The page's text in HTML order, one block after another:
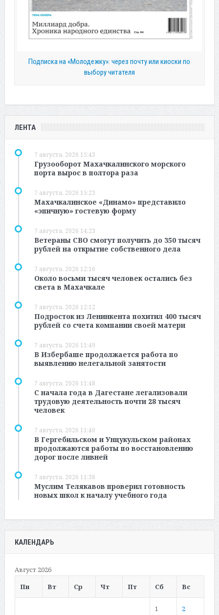
Подписка на «Молодежку»: через почту или киоски по
выбору читателя
ЛЕНТА
7 августа, 2026 15:43
Грузооборот Махачкалинского морского
порта вырос в полтора раза
7 августа, 2026 15:23
Махачкалинское «Динамо» представило
«эпичную» гостевую форму
7 августа, 2026 14:23
Ветераны СВО смогут получить до 350 тысяч
рублей на открытие собственного дела
7 августа, 2026 12:16
Около восьми тысяч человек остались без
света в Махачкале
7 августа, 2026 12:12
Подросток из Ленинкента похитил 400 тысяч
рублей со счета компании своей матери
7 августа, 2026 11:49
В Избербаше продолжается работа по
выявлению нелегальной занятости
7 августа, 2026 11:48
С начала года в Дагестане легализовали
трудовую деятельность почти 28 тысяч
человек
7 августа, 2026 11:40
В Гергебильском и Унцукульском районах
продолжаются работы по восстановлению
дорог после ливней
7 августа, 2026 11:38
Муслим Телякавов проверил готовность
новых школ к началу учебного года
КАЛЕНДАРЬ
Август 2026
Пн
Вт Ср Чт Пт Сб Вс
1 2